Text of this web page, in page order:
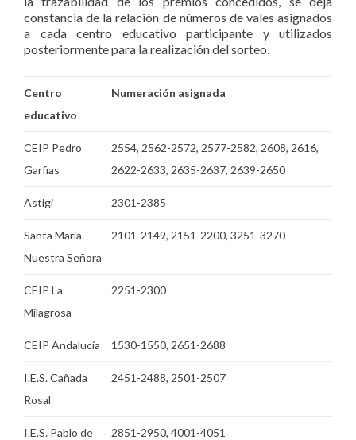
constancia de la relación de números de vales asignados
a cada centro educativo participante y utilizados
posteriormente para la realización del sorteo.
Centro
educativo
Numeración asignada
CEIP Pedro
Garfias
2554, 2562-2572, 2577-2582, 2608, 2616,
2622-2633, 2635-2637, 2639-2650
Astigi 2301-2385
Santa María
Nuestra Señora
2101-2149, 2151-2200, 3251-3270
CEIP La
Milagrosa
2251-2300
CEIP Andalucía 1530-1550, 2651-2688
I.E.S. Cañada
Rosal
2451-2488, 2501-2507
I.E.S. Pablo de
2851-2950, 4001-4051